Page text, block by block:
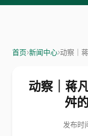
首页›新闻中心›动察｜
动察｜蒋
舛
发布时